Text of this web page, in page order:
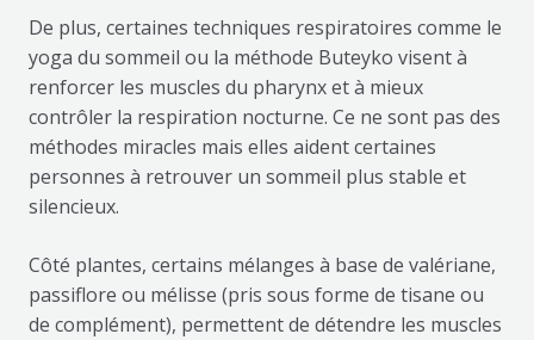
De plus, certaines techniques respiratoires comme le
yoga du sommeil ou la méthode Buteyko visent à
renforcer les muscles du pharynx et à mieux
contrôler la respiration nocturne. Ce ne sont pas des
méthodes miracles mais elles aident certaines
personnes à retrouver un sommeil plus stable et
silencieux.
Côté plantes, certains mélanges à base de valériane,
passiflore ou mélisse (pris sous forme de tisane ou
de complément), permettent de détendre les muscles